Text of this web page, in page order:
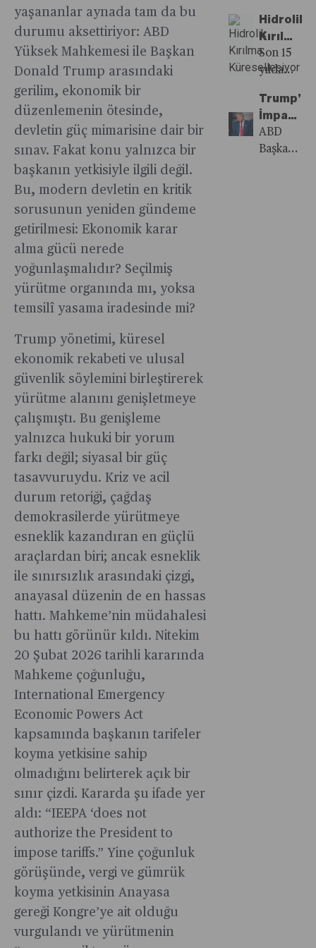
yaşananlar aynada tam da bu
durumu aksettiriyor: ABD
Yüksek Mahkemesi ile Başkan
Donald Trump arasındaki
gerilim, ekonomik bir
düzenlemenin ötesinde,
devletin güç mimarisine dair bir
sınav. Fakat konu yalnızca bir
başkanın yetkisiyle ilgili değil.
Bu, modern devletin en kritik
sorusunun yeniden gündeme
getirilmesi: Ekonomik karar
alma gücü nerede
yoğunlaşmalıdır? Seçilmiş
yürütme organında mı, yoksa
temsilî yasama iradesinde mi?
Trump yönetimi, küresel
ekonomik rekabeti ve ulusal
güvenlik söylemini birleştirerek
yürütme alanını genişletmeye
çalışmıştı. Bu genişleme
yalnızca hukuki bir yorum
farkı değil; siyasal bir güç
tasavvuruydu. Kriz ve acil
durum retoriği, çağdaş
demokrasilerde yürütmeye
esneklik kazandıran en güçlü
araçlardan biri; ancak esneklik
ile sınırsızlık arasındaki çizgi,
anayasal düzenin de en hassas
hattı. Mahkeme’nin müdahalesi
bu hattı görünür kıldı. Nitekim
20 Şubat 2026 tarihli kararında
Mahkeme çoğunluğu,
International Emergency
Economic Powers Act
kapsamında başkanın tarifeler
koyma yetkisine sahip
olmadığını belirterek açık bir
sınır çizdi. Kararda şu ifade yer
aldı: “IEEPA ‘does not
authorize the President to
impose tariffs.” Yine çoğunluk
görüşünde, vergi ve gümrük
koyma yetkisinin Anayasa
gereği Kongre’ye ait olduğu
vurgulandı ve yürütmenin
sistematik
bir geri
çekilmenin
parçaları.
hangi
başlıklara
sorularını
fon
yönelttik.
olduğu,
iş
dünyasının
biri.
Coface
CEO’su
veriyor.
Mineralleri
Görünümü
2025”
raporu,
hızlandığı
bir
dönemde
2026’yı
sektör
için
yılı
yapabilir
Gündemi:
Çip
üretimi
ekonomik
faydayı
hem de
potansiyel
gelecekteki
çip
kıtlıklarına
karşı
Hidrolik
Kırılma
Son 15
yılda
geliştirilen
teknik,
artık
Trump’ın
Kalıcı
ABD
Başkanı